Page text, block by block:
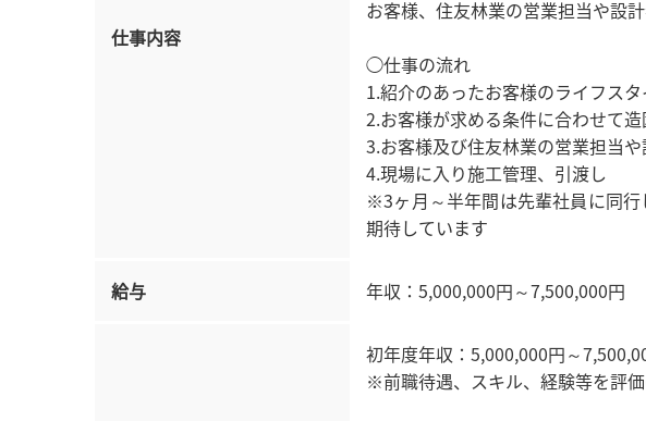
仕事内容
お客様、住友林業の営業担当や設
◯仕事の流れ
1.紹介のあったお客様のライフス
2.お客様が求める条件に合わせて
3.お客様及び住友林業の営業担当
4.現場に入り施工管理、引渡し
※3ヶ月～半年間は先輩社員に同
期待しています
給与 年収：5,000,000円～7,500,000円
初年度年収：5,000,000円～
※前職待遇、スキル、経験等を評